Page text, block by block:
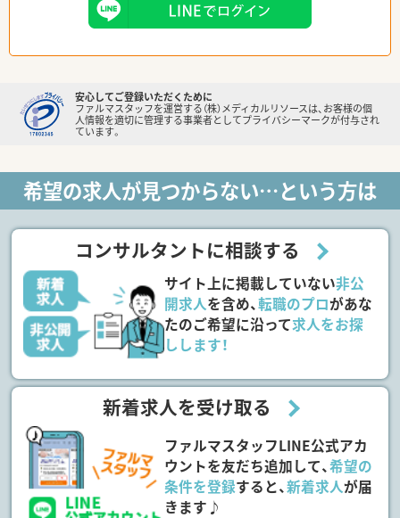
安心してご登録いただくために
ファルマスタッフを運営する（株）メディカルリソースは、お客様の個
人情報を適切に管理する事業者としてプライバシーマークが付与され
ています。
希望の求人が見つからない…という方は
コンサルタントに相談する
サイト上に掲載していない非公
開求人を含め、転職のプロがあな
たのご希望に沿って求人をお探
しします！
新着求人を受け取る
ファルマスタッフLINE公式アカ
ウントを友だち追加して、希望の
条件を登録すると、新着求人が届
きます♪